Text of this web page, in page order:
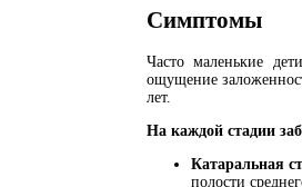
Симптомы
Часто маленькие
ощущение
лет.
На каждой стадии
Катаральная
полости